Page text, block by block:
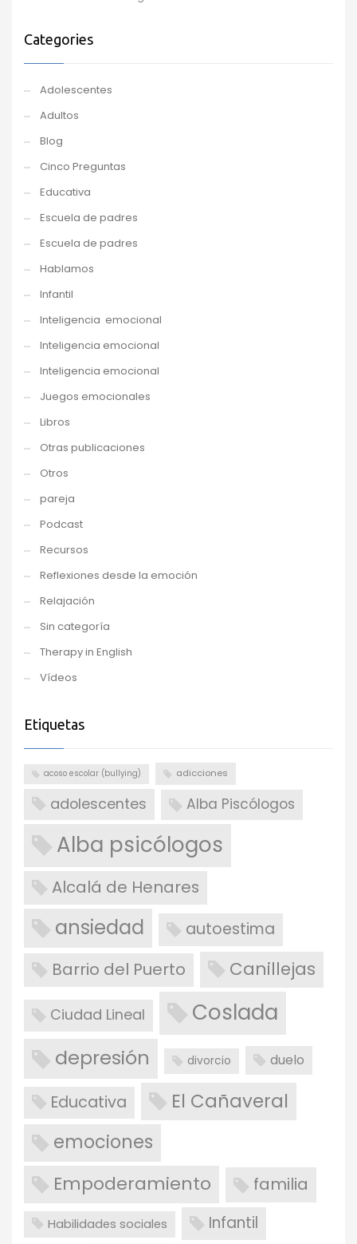
Categories
Adolescentes
Adultos
Blog
Cinco Preguntas
Educativa
Escuela de padres
Escuela de padres
Hablamos
Infantil
Inteligencia emocional
Inteligencia emocional
Inteligencia emocional
Juegos emocionales
Libros
Otras publicaciones
Otros
pareja
Podcast
Recursos
Reflexiones desde la emoción
Relajación
Sin categoría
Therapy in English
Vídeos
Etiquetas
acoso escolar (bullying) adicciones
adolescentes Alba Piscólogos
Alba psicólogos
Alcalá de Henares
ansiedad autoestima
Barrio del Puerto Canillejas
Ciudad Lineal Coslada
depresión divorcio duelo
Educativa El Cañaveral
emociones
Empoderamiento
familia
Habilidades sociales Infantil